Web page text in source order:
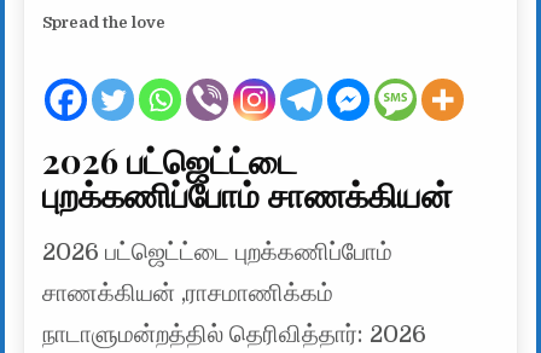
Spread the love
2026 பட்ஜெட்ட்டை
புறக்கணிப்போம் சாணக்கியன்
2026 பட்ஜெட்ட்டை புறக்கணிப்போம்
சாணக்கியன் ,ராசமாணிக்கம்
நாடாளுமன்றத்தில் தெரிவித்தார்: 2026